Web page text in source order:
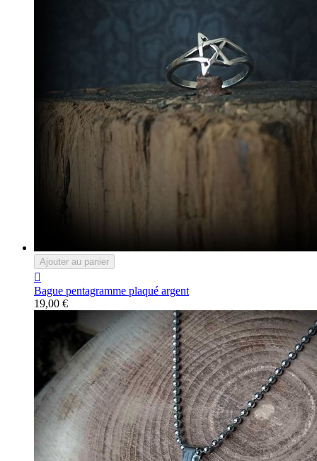
Ajouter au panier

Bague pentagramme plaqué argent
19,00 €